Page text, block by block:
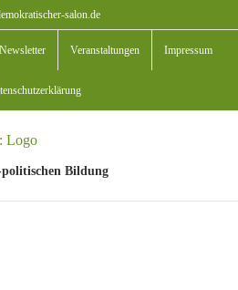
salon.de
Newsletter Veranstaltungen Impressum
Bildung